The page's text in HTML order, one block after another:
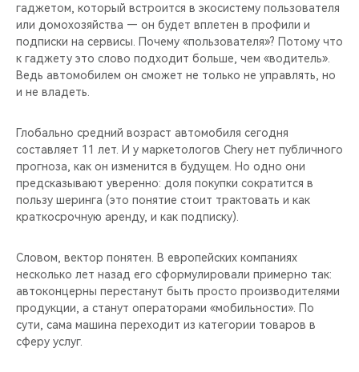
гаджетом, который встроится в экосистему пользователя
или домохозяйства — он будет вплетен в профили и
подписки на сервисы. Почему «пользователя»? Потому что
к гаджету это слово подходит больше, чем «водитель».
Ведь автомобилем он сможет не только не управлять, но
и не владеть.
Глобально средний возраст автомобиля сегодня
составляет 11 лет. И у маркетологов Chery нет публичного
прогноза, как он изменится в будущем. Но одно они
предсказывают уверенно: доля покупки сократится в
пользу шеринга (это понятие стоит трактовать и как
краткосрочную аренду, и как подписку).
Словом, вектор понятен. В европейских компаниях
несколько лет назад его сформулировали примерно так:
автоконцерны перестанут быть просто производителями
продукции, а станут операторами «мобильности». По
сути, сама машина переходит из категории товаров в
сферу услуг.